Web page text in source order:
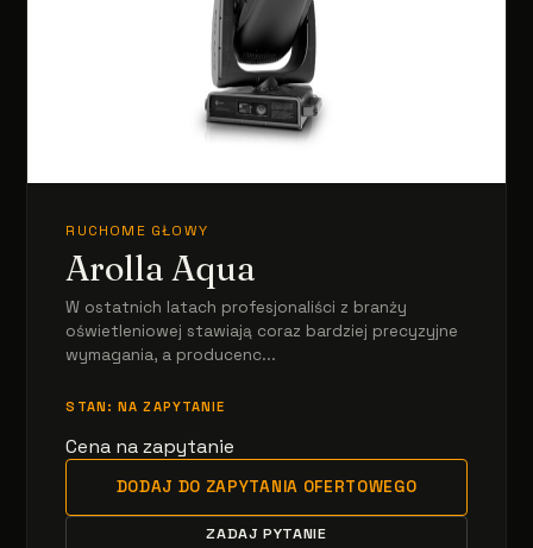
RUCHOME GŁOWY
Arolla Aqua
W ostatnich latach profesjonaliści z branży
oświetleniowej stawiają coraz bardziej precyzyjne
wymagania, a producenc...
STAN: NA ZAPYTANIE
Cena na zapytanie
DODAJ DO ZAPYTANIA OFERTOWEGO
ZADAJ PYTANIE